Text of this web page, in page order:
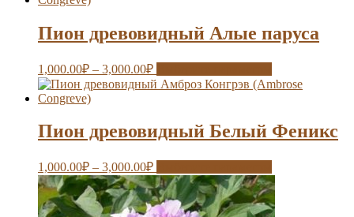
Пион древовидный Алые паруса
1,000.00₽ – 3,000.00₽
Пион древовидный Белый Феникс
1,000.00₽ – 3,000.00₽